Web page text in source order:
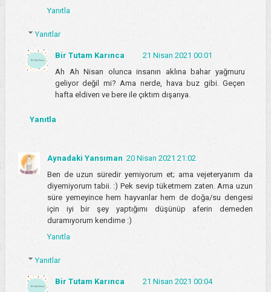
Yanıtla
Yanıtlar
Bir Tutam Karınca
21 Nisan 2021 00:01
Ah Ah Nisan olunca insanın aklına bahar yağmuru
geliyor değil mi? Ama nerde, hava buz gibi. Geçen
hafta eldiven ve bere ile çıktım dışarıya.
Yanıtla
Aynadaki Yansıman 20 Nisan 2021 21:02
Ben de uzun süredir yemiyorum et; ama vejeteryanım da
diyemiyorum tabii. :) Pek sevip tüketmem zaten. Ama uzun
süre yemeyince hem hayvanlar hem de doğa/su dengesi
için iyi bir şey yaptığımı düşünüp aferin demeden
duramıyorum kendime :)
Yanıtla
Yanıtlar
Bir Tutam Karınca
21 Nisan 2021 00:04